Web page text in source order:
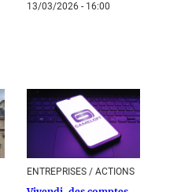
13/03/2026 - 16:00
ENTREPRISES / ACTIONS